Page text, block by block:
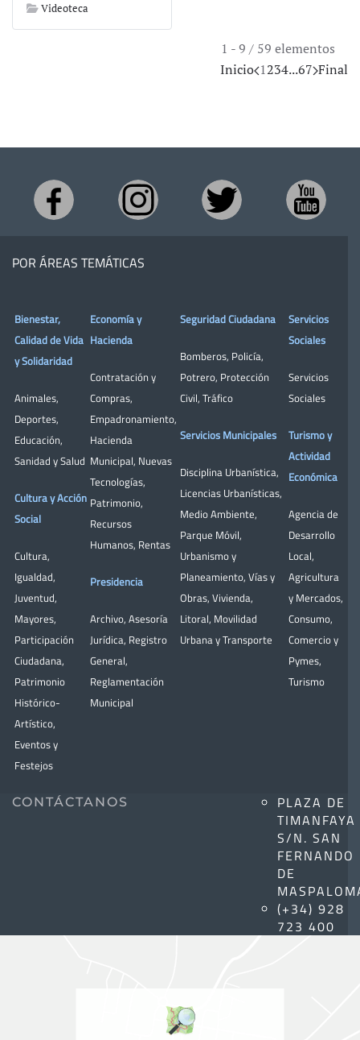
Videoteca
1 - 9 / 59 elementos
Inicio 1234...67 Final
POR ÁREAS TEMÁTICAS
Bienestar,
Calidad de Vida
y Solidaridad
Animales,
Deportes,
Educación,
Sanidad y Salud
Cultura y Acción
Social
Cultura,
Igualdad,
Juventud,
Mayores,
Participación
Ciudadana,
Patrimonio
Histórico-
Artístico,
Eventos y
Festejos
Economía y
Hacienda
Contratación y
Compras,
Empadronamiento,
Hacienda
Municipal, Nuevas
Tecnologías,
Patrimonio,
Recursos
Humanos, Rentas
Presidencia
Archivo, Asesoría
Jurídica, Registro
General,
Reglamentación
Municipal
Seguridad Ciudadana
Bomberos, Policía,
Potrero, Protección
Civil, Tráfico
Servicios Municipales
Disciplina Urbanística,
Licencias Urbanísticas,
Medio Ambiente,
Parque Móvil,
Urbanismo y
Planeamiento, Vías y
Obras, Vivienda,
Litoral, Movilidad
Urbana y Transporte
Servicios
Sociales
Servicios
Sociales
Turismo y
Actividad
Económica
Agencia de
Desarrollo
Local,
Agricultura
y Mercados,
Consumo,
Comercio y
Pymes,
Turismo
CONTÁCTANOS
PLAZA DE
TIMANFAYA
S/N. SAN
FERNANDO
DE
(+34) 928
723 400